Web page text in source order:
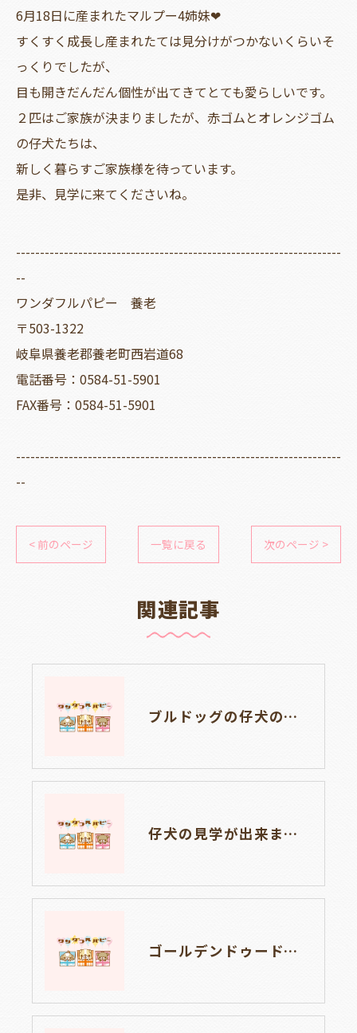
6月18日に産まれたマルプー4姉妹❤
すくすく成長し産まれたては見分けがつかないくらいそ
っくりでしたが、
目も開きだんだん個性が出てきてとても愛らしいです。
２匹はご家族が決まりましたが、赤ゴムとオレンジゴム
の仔犬たちは、
新しく暮らすご家族様を待っています。
是非、見学に来てくださいね。
--------------------------------------------------------------------
--
ワンダフルパピー 養老
〒503-1322
岐阜県養老郡養老町西岩道68
電話番号：0584-51-5901
FAX番号：0584-51-5901
--------------------------------------------------------------------
--
< 前のページ 一覧に戻る 次のページ >
関連記事
ブルドッグの仔犬のお目目があきました👀💑🐶岐阜県養老町のブリーダーワンダフルパピーです。
仔犬の見学が出来ます🐶岐阜県養老町のブリーダーワンダフルパピーです。
ゴールデンドゥードルの仔犬の見学が出来ます🐶🐶🐶岐阜県養老町のブリーダーワンダフルパピーです。